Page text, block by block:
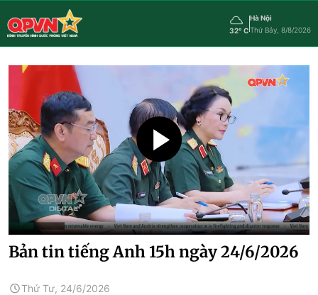
32° C
Hà Nội
Thứ Bảy, 8/8/2026
Bản tin tiếng Anh 15h ngày 24/6/2026
Thứ Tư, 24/6/2026